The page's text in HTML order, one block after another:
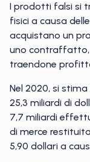
I prodotti falsi si
fisici a causa
acquistano un
uno contraffatto,
traendone
Nel 2020, si
25,3 miliardi di
7,7 miliardi
di merce
5,90 dollari a